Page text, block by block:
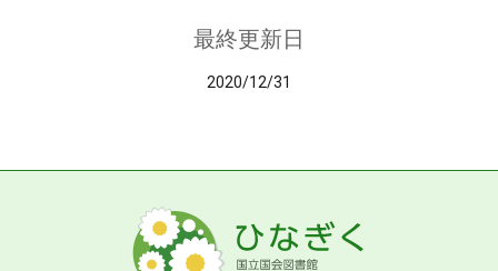
最終更新日
2020/12/31